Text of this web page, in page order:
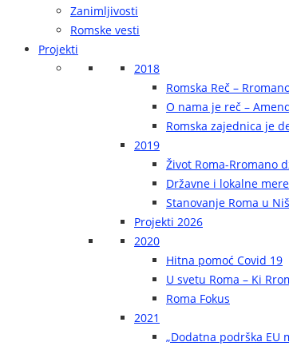
Zanimljivosti
Romske vesti
Projekti
2018
Romska Reč –
O nama je reč –
Romska zajednica je
2019
Život Roma-Rromano
Državne i lokalne
Stanovanje Roma u
Projekti 2026
2020
Hitna pomoć Covid 19
U svetu Roma – Ki
Roma Fokus
2021
„Dodatna podrška EU